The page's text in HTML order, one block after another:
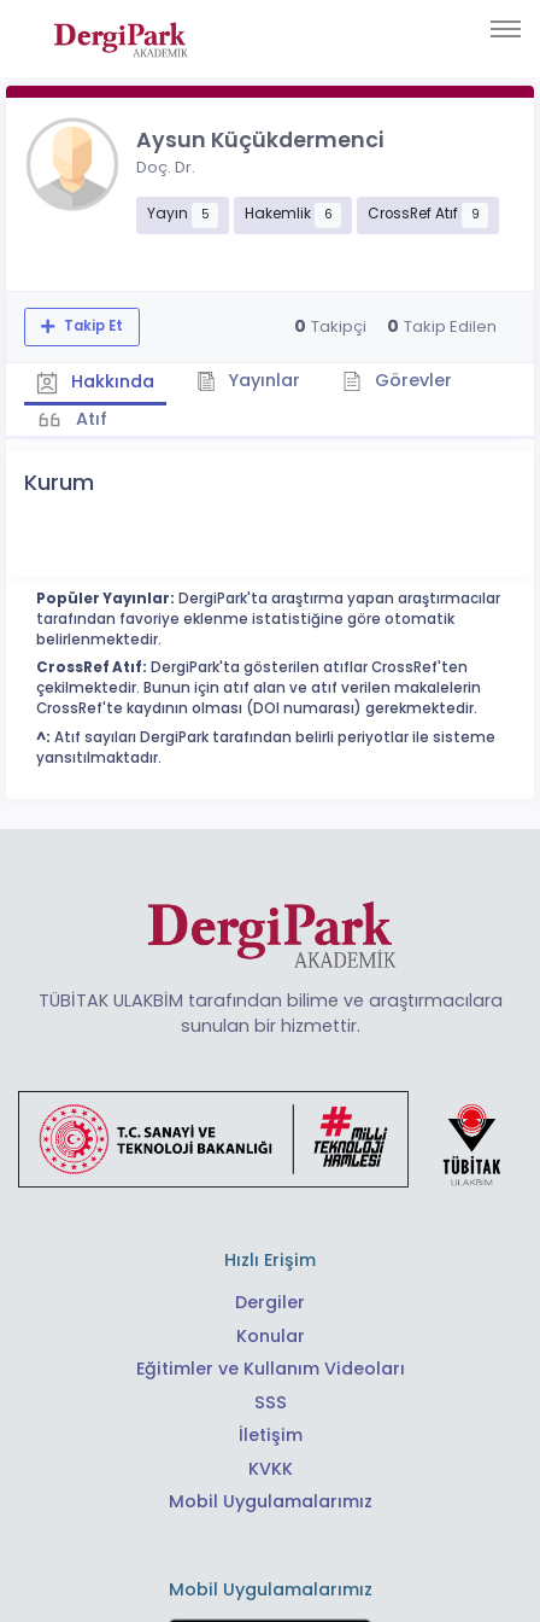
Aysun Küçükdermenci
Doç. Dr.
Yayın 5 Hakemlik 6 CrossRef Atıf 9
Takip Et 0 Takipçi 0 Takip Edilen
Hakkında Yayınlar
Görevler
Atıf
Kurum
Popüler Yayınlar: DergiPark'ta araştırma yapan araştırmacılar
tarafından favoriye eklenme istatistiğine göre otomatik
belirlenmektedir.
CrossRef Atıf: DergiPark'ta gösterilen atıflar CrossRef'ten
çekilmektedir. Bunun için atıf alan ve atıf verilen makalelerin
CrossRef'te kaydının olması (DOI numarası) gerekmektedir.
^: Atıf sayıları DergiPark tarafından belirli periyotlar ile sisteme
yansıtılmaktadır.
TÜBİTAK ULAKBİM tarafından bilime ve araştırmacılara
sunulan bir hizmettir.
Hızlı Erişim
Dergiler
Konular
Eğitimler ve Kullanım Videoları
SSS
İletişim
KVKK
Mobil Uygulamalarımız
Mobil Uygulamalarımız